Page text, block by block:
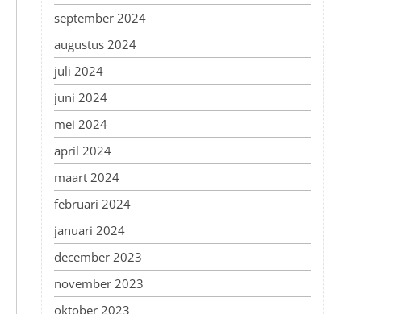
september 2024
augustus 2024
juli 2024
juni 2024
mei 2024
april 2024
maart 2024
februari 2024
januari 2024
december 2023
november 2023
oktober 2023